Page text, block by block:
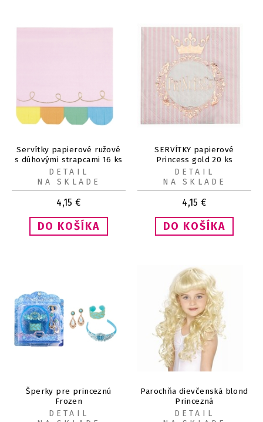
Servítky papierové ružové
s dúhovými strapcami 16 ks
4,15 €
DETAIL
NA SKLADE
SERVÍTKY papierové
Princess gold 20 ks
4,15 €
DETAIL
NA SKLADE
Šperky pre princeznú
Frozen
DETAIL
Parochňa dievčenská blond
Princezná
DETAIL